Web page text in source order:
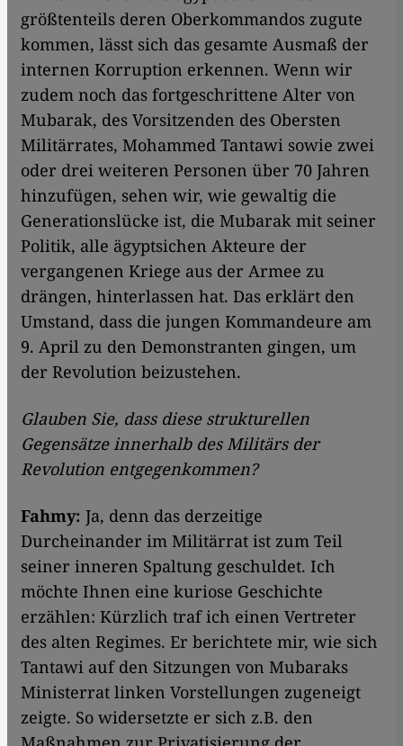
größtenteils deren Oberkommandos zugute
kommen, lässt sich das gesamte Ausmaß der
internen Korruption erkennen. Wenn wir
zudem noch das fortgeschrittene Alter von
Mubarak, des Vorsitzenden des Obersten
Militärrates, Mohammed Tantawi sowie zwei
oder drei weiteren Personen über 70 Jahren
hinzufügen, sehen wir, wie gewaltig die
Generationslücke ist, die Mubarak mit seiner
Politik, alle ägyptsichen Akteure der
vergangenen Kriege aus der Armee zu
drängen, hinterlassen hat. Das erklärt den
Umstand, dass die jungen Kommandeure am
9. April zu den Demonstranten gingen, um
der Revolution beizustehen.
Glauben Sie, dass diese strukturellen
Gegensätze innerhalb des Militärs der
Revolution entgegenkommen?
Fahmy: Ja, denn das derzeitige
Durcheinander im Militärrat ist zum Teil
seiner inneren Spaltung geschuldet. Ich
möchte Ihnen eine kuriose Geschichte
erzählen: Kürzlich traf ich einen Vertreter
des alten Regimes. Er berichtete mir, wie sich
Tantawi auf den Sitzungen von Mubaraks
Ministerrat linken Vorstellungen zugeneigt
zeigte. So widersetzte er sich z.B. den